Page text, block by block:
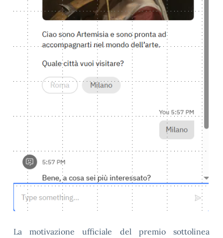
La motivazione ufficiale del premio sottolinea